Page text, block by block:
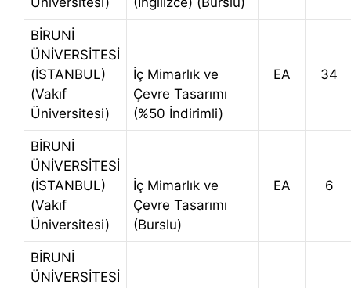
BİRUNİ
ÜNİVERSİTESİ
(İSTANBUL)
(Vakıf
Üniversitesi)
İç Mimarlık ve
Çevre Tasarımı
(%50 İndirimli)
EA 34
BİRUNİ
ÜNİVERSİTESİ
(İSTANBUL)
(Vakıf
Üniversitesi)
İç Mimarlık ve
Çevre Tasarımı
(Burslu)
EA 6
BİRUNİ
ÜNİVERSİTESİ